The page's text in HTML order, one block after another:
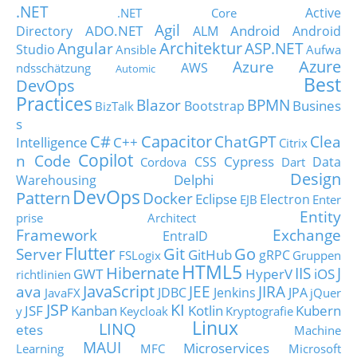
.NET .NET Core
Active
Directory
ADO.NET Agil ALM Android
Android
StudioAngularAnsible ArchitekturASP.NETAufwa
ndsschätzung
Automic AWS Azure
Azure
DevOps
Best
Practices BizTalk Blazor Bootstrap BPMN Busines
s
Intelligence C#C++ CapacitorChatGPT Citrix Clea
n Code Copilot Cordova CSS Cypress Dart Data
Warehousing
Delphi
Design
Pattern DevOps DockerEclipse EJB Electron Enter
prise Architect
Entity
Framework
EntraID
Exchange
Server Flutter FSLogix Git GitHubGo gRPC Gruppen
richtlinien GWT HibernateHTML5 HyperVIIS iOSJ
ava JavaFX JavaScript JDBC JEE Jenkins JIRA JPA jQuer
y JSF JSP Kanban Keycloak KI Kotlin Kryptografie Kubern
etes
LINQ Linux
Machine
Learning
MAUI MFC Microservices
Microsoft